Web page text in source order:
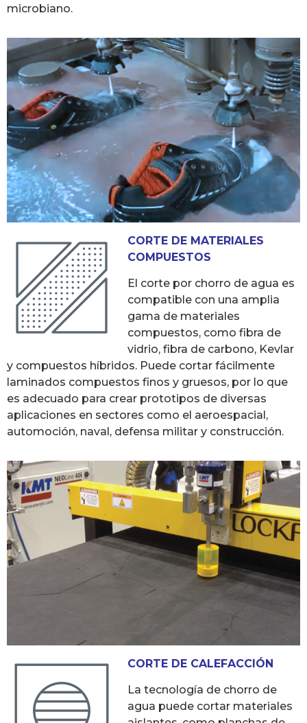
microbiano.
CORTE DE MATERIALES
COMPUESTOS
El corte por chorro de agua es
compatible con una amplia
gama de materiales
compuestos, como fibra de
vidrio, fibra de carbono, Kevlar
y compuestos híbridos. Puede cortar fácilmente
laminados compuestos finos y gruesos, por lo que
es adecuado para crear prototipos de diversas
aplicaciones en sectores como el aeroespacial,
automoción, naval, defensa militar y construcción.
CORTE DE CALEFACCIÓN
La tecnología de chorro de
agua puede cortar materiales